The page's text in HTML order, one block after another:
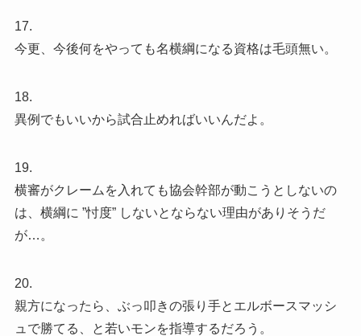
17.
今更、今後何をやっても名横綱になる資格は毛頭無い。
18.
異例でもいいから試合止めればいいんだよ。
19.
横審がクレームを入れても協会幹部が動こうとしないの
は、横綱に ”忖度” しないとならない理由がありそうだ
が…。
20.
親方になったら、ぶっ叩きの張り手とエルボースマッシ
ュで勝てる、と若いモンを指導するだろう。